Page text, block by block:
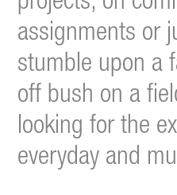
assignments or
stumble upon a
off bush on a
looking for the
everyday and